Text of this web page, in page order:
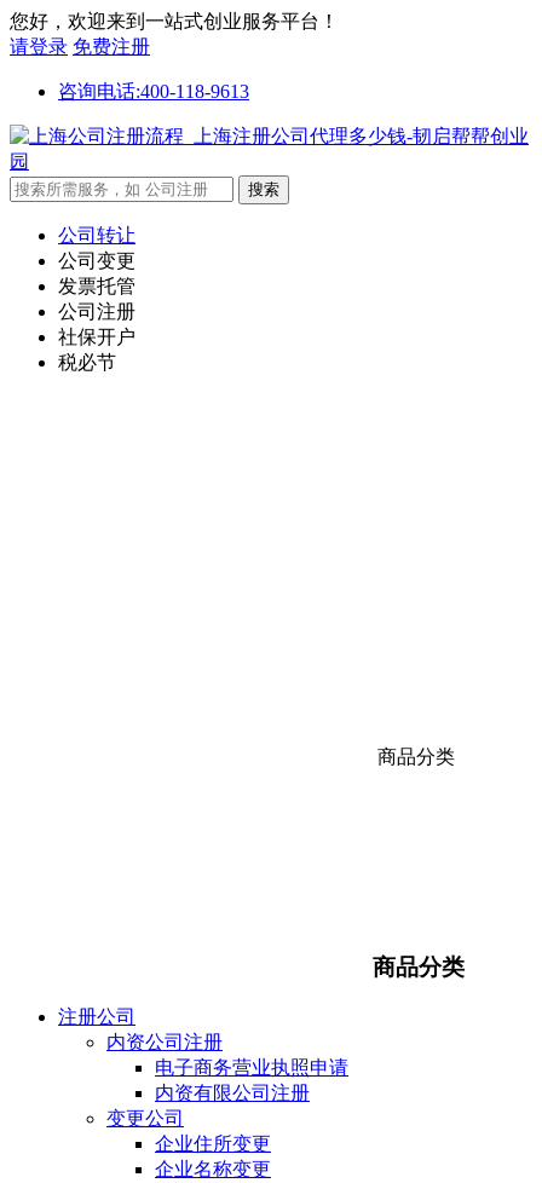
您好，欢迎来到一站式创业服务平台！
请登录 免费注册
咨询电话:400-118-9613
公司转让
公司变更
发票托管
公司注册
社保开户
税必节
商品分类
商品分类
注册公司
内资公司注册
电子商务营业执照申请
内资有限公司注册
变更公司
企业住所变更
企业名称变更